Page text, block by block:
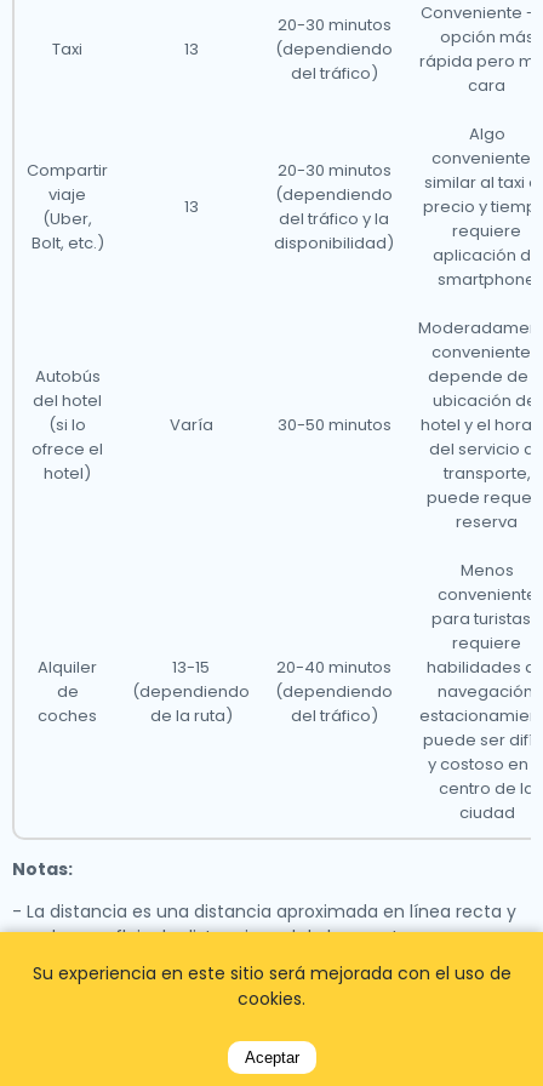
paisajes, ciudades vibrantes y rica historia, Dinamarca
ofrece servicios de taxi del aeropuerto convenientes
para hacer que tus viajes sean sin problemas. Ya sea
que estés en la capital de Copenhague o explorando
encantadoras ciudades como Aarhus u Odense,
nuestros taxis pueden llevarte al aeropuerto
rápidamente, incluso con poco aviso. Sin embargo,
recomendamos reservar tu traslado al aeropuerto en
Dinamarca cuenta con una red de servicios de taxi
confiable y establecida, y nos gustaría abordar
algunas preguntas comunes sobre los traslados al
Nuestros taxis operan desde todos los principales
aeropuertos internacionales en Dinamarca, lo que los
hace accesibles desde casi 1,000 ciudades en todo el
país.A continuación se muestra una lista de los
aeropuertos donde nuestros taxis están disponibles
Taxi 13
20-30 minutos
(dependiendo
del tráfico)
Conveniente -
opción más
rápida pero
cara
Compartir
viaje
(Uber,
Bolt, etc.)
13
20-30 minutos
(dependiendo
del tráfico y la
disponibilidad)
Algo
conveniente -
similar al taxi
precio y
requiere
aplicación de
smartphone
Autobús
del hotel
(si lo
ofrece el
hotel)
Varía 30-50 minutos
conveniente -
depende de
ubicación del
hotel y el
del servicio
transporte,
puede
reserva
Alquiler
de
coches
13-15
(dependiendo
de la ruta)
20-40 minutos
(dependiendo
del tráfico)
Menos
conveniente
para turistas -
requiere
habilidades
navegación,
puede ser
y costoso en
centro de la
ciudad
Notas:
- La distancia es una distancia aproximada en línea recta y
puede no reflejar la distancia real de la carretera.
- Los tiempos de viaje son promedios y pueden variar
dependiendo de las condiciones del tráfico.
Su experiencia en este sitio será mejorada con el uso de
cookies.
Aceptar